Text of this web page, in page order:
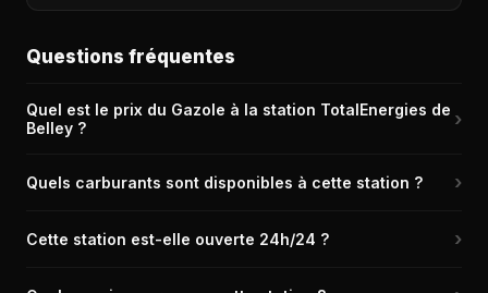
Questions fréquentes
Quel est le prix du Gazole à la station TotalEnergies de
Belley ?
›
(01300) est de 2,250 € le litre, relevé il y a 13j.
Quels carburants sont disponibles à cette station ? ›
suivants : Diesel.
Cette station est-elle ouverte 24h/24 ? ›